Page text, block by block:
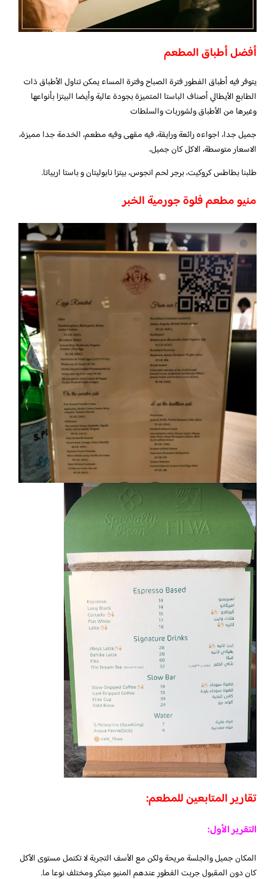
أفضل أطباق المطعم
يتوفر فيه أطباق الفطور فترة الصباح وفترة المساء يمكن تناول الأطباق ذات
الطابع الأيطالي أصناف الباستا المتميزة بجودة عالية وأيضا البيتزا بأنواعها
وغيرها من الأطباق ولشوربات والسلطات
جميل جدا، اجواءه رائعة ورايقة، فيه مقهى وفيه مطعم، الخدمة جدا مميزة،
الاسعار متوسطة، الاكل كان جميل،
طلبنا بطاطس كروكيت، برجر لحم انجوس، بيتزا نابوليتان و باستا اربياتا.
منيو مطعم فلوة جورمية الخبر
تقارير المتابعين للمطعم:
التقرير الأول:
المكان جميل والجلسة مريحة ولكن مع الأسف التجربة لا تكتمل مستوى الأكل
كان دون المقبول جربت الفطور عندهم المنيو مبتكر ومختلف نوعا ما.